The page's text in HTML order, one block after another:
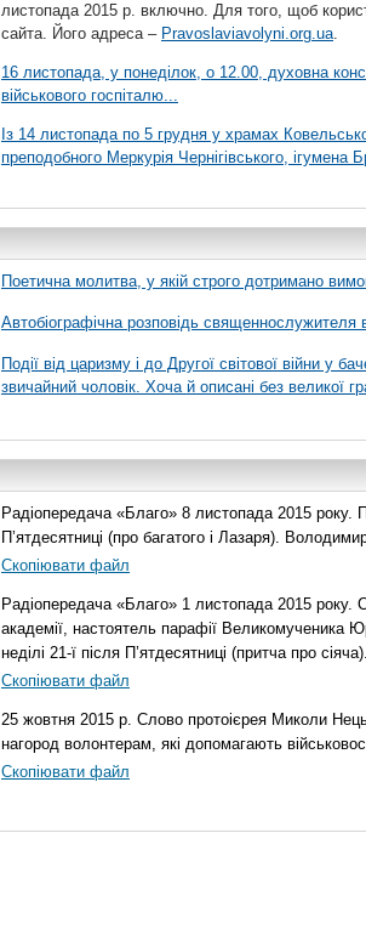
листопада 2015 р. включно. Для того, щоб
сайта. Його адреса – Pravoslaviavolyni.org.ua.
16 листопада, у понеділок, о 12.00, духовна
військового госпіталю...
Із 14 листопада по 5 грудня у храмах
преподобного Меркурія Чернігівського,
Поетична молитва, у якій строго дотримано
Автобіографічна розповідь священнослужителя
Події від царизму і до Другої світової війни у
звичайний чоловік. Хоча й описані без великої
Радіопередача «Благо» 8 листопада 2015 року.
П’ятдесятниці (про багатого і Лазаря).
Скопіювати файл
Радіопередача «Благо» 1 листопада 2015 року.
академії, настоятель парафії Великомученика
неділі 21-ї після П’ятдесятниці (притча про сіяча).
Скопіювати файл
25 жовтня 2015 р. Слово протоієрея Миколи
нагород волонтерам, які допомагають
Скопіювати файл